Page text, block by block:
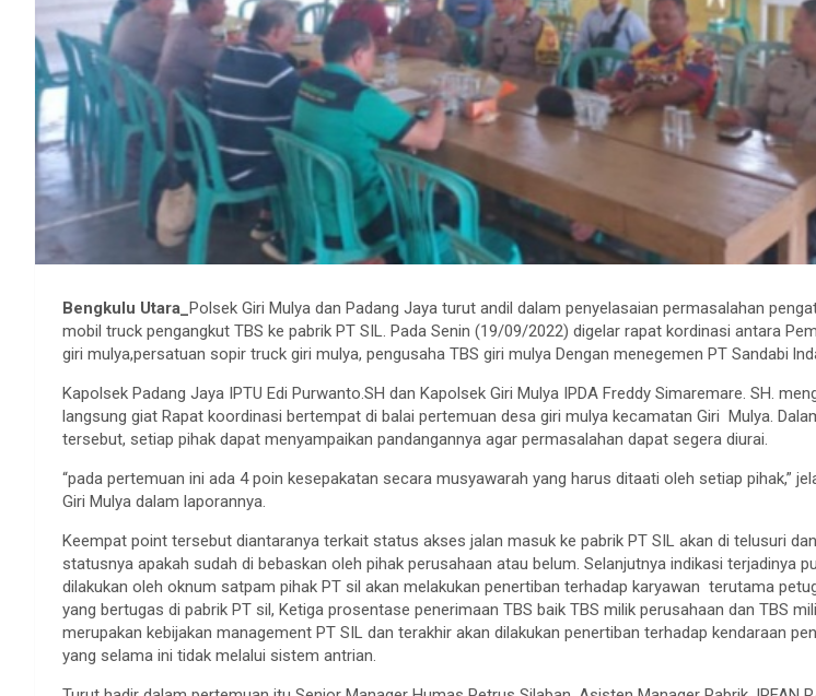
Bengkulu Utara_ Polsek Giri Mulya dan Padang Jaya turut andil dalam penyelasaian permasalahan
mobil truck pengangkut TBS ke pabrik PT SIL. Pada Senin (19/09/2022) digelar rapat kordinasi antara
giri mulya,persatuan sopir truck giri mulya, pengusaha TBS giri mulya Dengan menegemen PT Sandabi
Kapolsek Padang Jaya IPTU Edi Purwanto.SH dan Kapolsek Giri Mulya IPDA Freddy Simaremare. SH.
langsung giat Rapat koordinasi bertempat di balai pertemuan desa giri mulya kecamatan Giri Mulya.
tersebut, setiap pihak dapat menyampaikan pandangannya agar permasalahan dapat segera diurai.
“pada pertemuan ini ada 4 poin kesepakatan secara musyawarah yang harus ditaati oleh setiap pihak,”
Giri Mulya dalam laporannya.
Keempat point tersebut diantaranya terkait status akses jalan masuk ke pabrik PT SIL akan di telusuri
statusnya apakah sudah di bebaskan oleh pihak perusahaan atau belum. Selanjutnya indikasi terjadinya
dilakukan oleh oknum satpam pihak PT sil akan melakukan penertiban terhadap karyawan terutama
yang bertugas di pabrik PT sil, Ketiga prosentase penerimaan TBS baik TBS milik perusahaan dan TBS
merupakan kebijakan management PT SIL dan terakhir akan dilakukan penertiban terhadap kendaraan
yang selama ini tidak melalui sistem antrian.